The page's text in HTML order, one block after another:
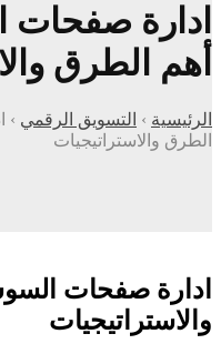
ادارة صفحات
أهم الطرق
الرئيسية › التسويق الرقمي ›
الطرق والاستراتيجيات
ادارة صفحات
والاستراتيجيات